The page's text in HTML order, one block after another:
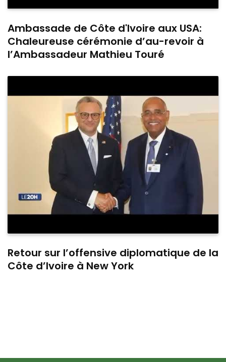
Ambassade de Côte d'Ivoire aux USA:
Chaleureuse cérémonie d’au-revoir à
l’Ambassadeur Mathieu Touré
Retour sur l’offensive diplomatique de la
Côte d’Ivoire à New York